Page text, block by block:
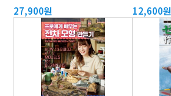
27,900원 12,600원